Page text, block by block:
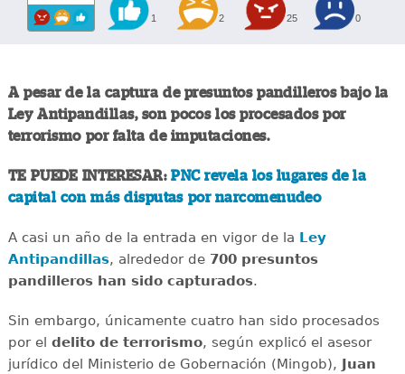
1 2 25 0
A pesar de la captura de presuntos pandilleros bajo la
Ley Antipandillas, son pocos los procesados por
terrorismo por falta de imputaciones.
TE PUEDE INTERESAR:PNC revela los lugares de la
capital con más disputas por narcomenudeo
A casi un año de la entrada en vigor de la Ley
Antipandillas, alrededor de 700 presuntos
pandilleros han sido capturados.
Sin embargo, únicamente cuatro han sido procesados
por el delito de terrorismo, según explicó el asesor
jurídico del Ministerio de Gobernación (Mingob), Juan